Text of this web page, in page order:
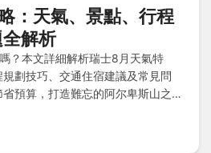
：天氣、景點、行程
解析
？本文詳細解析瑞士8月天氣特
劃技巧、交通住宿建議及常見問
預算，打造難忘的阿尔卑斯山之